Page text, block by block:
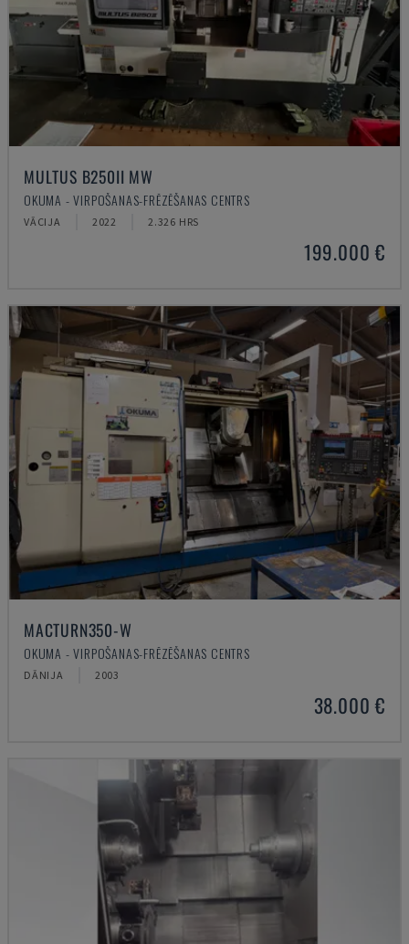
MULTUS B250II MW
OKUMA - VIRPOŠANAS-FRĒZĒŠANAS CENTRS
VĀCIJA 2022 2.326 HRS
199.000 €
MACTURN350-W
OKUMA - VIRPOŠANAS-FRĒZĒŠANAS CENTRS
DĀNIJA 2003
38.000 €